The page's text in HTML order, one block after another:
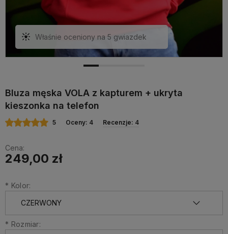
Właśnie oceniony na 5 gwiazdek
Bluza męska VOLA z kapturem + ukryta
kieszonka na telefon
5 Oceny: 4 Recenzje: 4
Cena:
249,00 zł
* Kolor:
* Rozmiar: